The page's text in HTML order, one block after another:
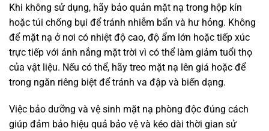
Khi không sử dụng, hãy bảo quản mặt nạ trong hộp kín
hoặc túi chống bụi để tránh nhiễm bẩn và hư hỏng. Không
để mặt nạ ở nơi có nhiệt độ cao, độ ẩm lớn hoặc tiếp xúc
trực tiếp với ánh nắng mặt trời vì có thể làm giảm tuổi thọ
của vật liệu. Nếu có thể, hãy treo mặt nạ lên giá hoặc để
trong ngăn riêng biệt để tránh va đập và biến dạng.
Việc bảo dưỡng và vệ sinh mặt nạ phòng độc đúng cách
giúp đảm bảo hiệu quả bảo vệ và kéo dài thời gian sử